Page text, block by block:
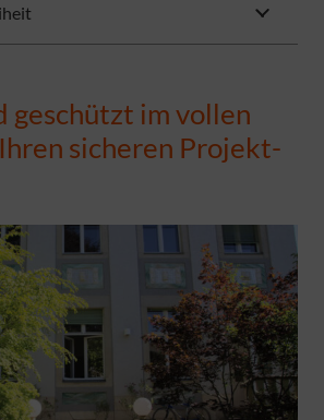
geschützt im vollen
sicheren Projekt-